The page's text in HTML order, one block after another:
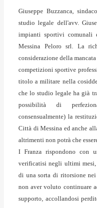
Giuseppe Buzzanca,
studio legale dell'avv.
impianti sportivi comunali
Messina Peloro srl. La
considerazione della
competizioni sportive
titolo a militare nella
che lo studio legale ha già
possibilità di
consensualmente) la
Città di Messina ed anche
altrimenti non potrà che
I Franza rispondono con
verificatisi negli ultimi mesi,
di una sorta di ritorsione
non aver voluto continuare
supporto, accollandosi